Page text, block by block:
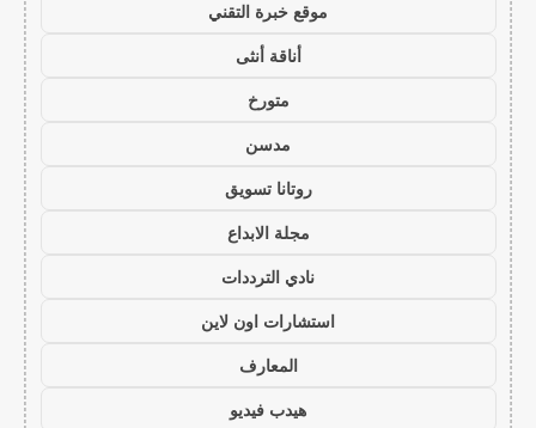
موقع خبرة التقني
أناقة أنثى
متورخ
مدسن
روتانا تسويق
مجلة الابداع
نادي الترددات
استشارات اون لاين
المعارف
هيدب فيديو